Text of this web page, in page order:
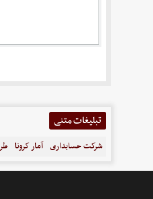
تبلیغات متنی
شرکت حسابداری آمار کرونا